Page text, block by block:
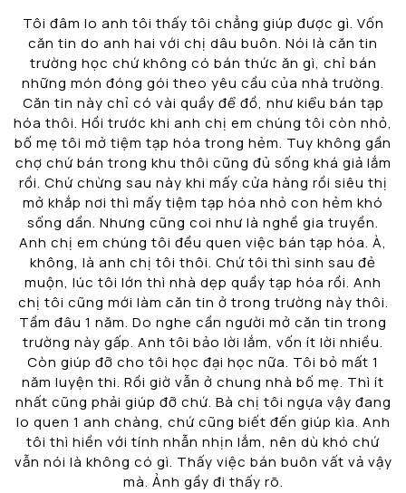
Tôi đâm lo anh tôi thấy tôi chẳng giúp được gì. Vốn
căn tin do anh hai với chị dâu buôn. Nói là căn tin
trường học chứ không có bán thức ăn gì, chỉ bán
những món đóng gói theo yêu cầu của nhà trường.
Căn tin này chỉ có vài quầy để đồ, như kiểu bán tạp
hóa thôi. Hồi trước khi anh chị em chúng tôi còn nhỏ,
bố mẹ tôi mở tiệm tạp hóa trong hẻm. Tuy không gần
chợ chứ bán trong khu thôi cũng đủ sống khá giả lắm
rồi. Chứ chừng sau này khi mấy cửa hàng rồi siêu thị
mở khắp nơi thì mấy tiệm tạp hóa nhỏ con hẻm khó
sống dần. Nhưng cũng coi như là nghề gia truyền.
Anh chị em chúng tôi đều quen việc bán tạp hóa. À,
không, là anh chị tôi thôi. Chứ tôi thì sinh sau đẻ
muộn, lúc tôi lớn thì nhà dẹp quầy tạp hóa rồi. Anh
chị tôi cũng mới làm căn tin ở trong trường này thôi.
Tầm đâu 1 năm. Do nghe cần người mở căn tin trong
trường này gấp. Anh tôi bảo lời lắm, vốn ít lời nhiều.
Còn giúp đỡ cho tôi học đại học nữa. Tôi bỏ mất 1
năm luyện thi. Rồi giờ vẫn ở chung nhà bố mẹ. Thì ít
nhất cũng phải giúp đỡ chứ. Bà chị tôi ngựa vậy đang
lo quen 1 anh chàng, chứ cũng biết đến giúp kìa. Anh
tôi thì hiền với tính nhẫn nhịn lắm, nên dù khó chứ
vẫn nói là không có gì. Thấy việc bán buôn vất vả vậy
mà. Ảnh gầy đi thấy rõ.